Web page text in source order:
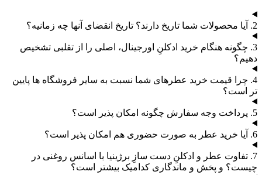
2. آیا محصولات شما تاریخ دارند؟ تاریخ انقضای آنها چه زمانیه؟
3. چگونه هنگام خرید ادکلنِ اورجینال، اصلی را از تقلبی تشخیص
دهیم؟
4. چرا قیمت خرید عطرهای شما نسبت به سایر فروشگاه ها پایین
تر است؟
5. پرداخت وجه سفارش چگونه امکان پذیر است؟
6. آیا خرید عطر به صورت حضوری هم امکان پذیر است؟
7. تفاوت عطر و ادکلنِ دست سازِ برژینیا با اسانس روغنی در
چیست؟ و پخش و ماندگاری کدامیک بیشتر است؟